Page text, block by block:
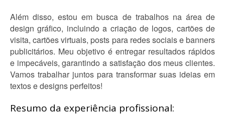
Além disso, estou em busca de trabalhos na área de
design gráfico, incluindo a criação de logos, cartões de
visita, cartões virtuais, posts para redes sociais e banners
publicitários. Meu objetivo é entregar resultados rápidos
e impecáveis, garantindo a satisfação dos meus clientes.
Vamos trabalhar juntos para transformar suas ideias em
textos e designs perfeitos!
Resumo da experiência profissional: